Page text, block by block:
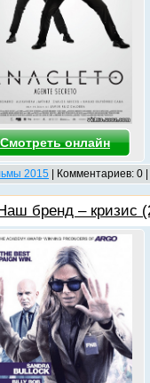
Смотреть онлайн
2015 | Комментариев: 0
бренд – кризис